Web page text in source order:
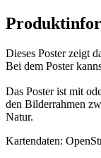
Dieses Poster zeigt
Bei dem Poster
Das Poster ist mit
den Bilderrahmen
Natur.
Kartendaten: